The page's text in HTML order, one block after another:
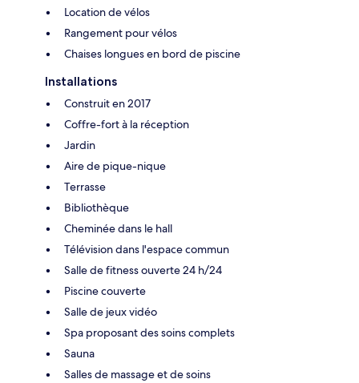
Location de vélos
Rangement pour vélos
Chaises longues en bord de piscine
Installations
Construit en 2017
Coffre-fort à la réception
Jardin
Aire de pique-nique
Terrasse
Bibliothèque
Cheminée dans le hall
Télévision dans l'espace commun
Salle de fitness ouverte 24 h/24
Piscine couverte
Salle de jeux vidéo
Spa proposant des soins complets
Sauna
Salles de massage et de soins